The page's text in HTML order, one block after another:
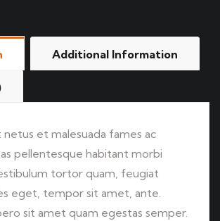
Additional Information
et malesuada fames ac
pellentesque habitant morbi
tortor quam, feugiat
eget, tempor sit amet, ante.
sit amet quam egestas semper.